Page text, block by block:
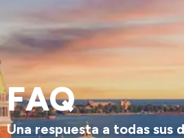
FAQ
Una respuesta a todas sus